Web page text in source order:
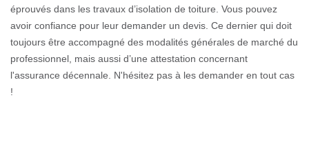
éprouvés dans les travaux d’isolation de toiture. Vous pouvez
avoir confiance pour leur demander un devis. Ce dernier qui doit
toujours être accompagné des modalités générales de marché du
professionnel, mais aussi d’une attestation concernant
l'assurance décennale. N'hésitez pas à les demander en tout cas
!